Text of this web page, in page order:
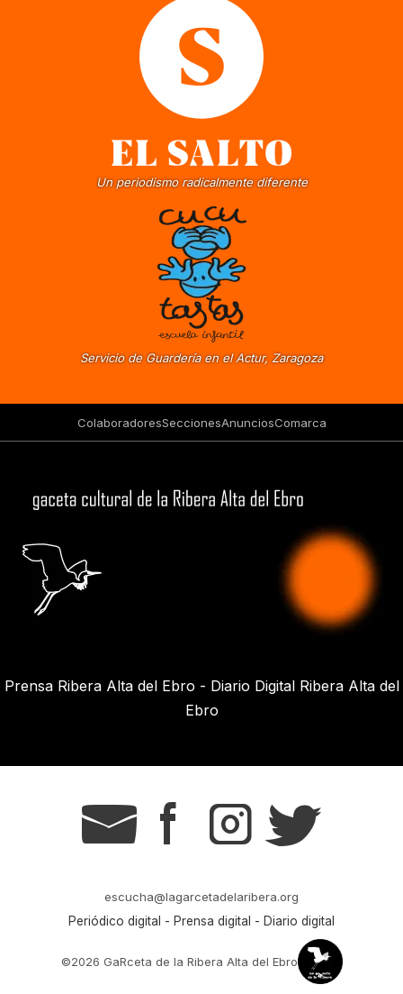
Un periodismo radicalmente diferente
Servicio de Guardería en el Actur, Zaragoza
ColaboradoresSeccionesAnunciosComarca
Prensa Ribera Alta del Ebro - Diario Digital Ribera Alta del
Ebro
g s t r
escucha@lagarcetadelaribera.org
Periódico digital - Prensa digital - Diario digital
©2026 GaRceta de la Ribera Alta del Ebro